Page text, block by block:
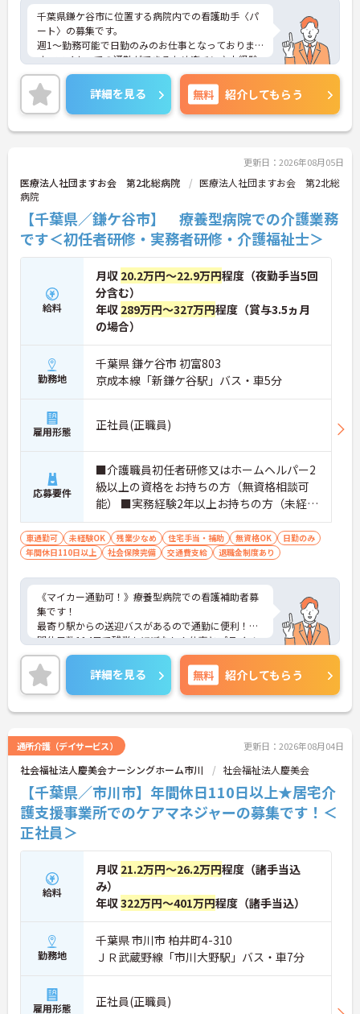
千葉県鎌ケ谷市に位置する病院内での看護助手〈パ
ート〉の募集です。
週1～勤務可能で日勤のみのお仕事となっておりま
す。マイカーでの通勤ができるため楽チン♪未経験
の方でもチャレンジできる職場ですので一緒に働い
てみませんか？こちらの求人にご興味がございまし
たら面接のポイントもお伝えしますので是非ご応募
お待ちしております。
詳細を見る 無料 紹介してもらう
更新日：2026年08月05日
医療法人社団ますお会 第2北総病院
医療法人社団ますお会 第2北総
病院
【千葉県／鎌ケ谷市】 療養型病院での介護業務
です＜初任者研修・実務者研修・介護福祉士＞
給料
月収 20.2万円～22.9万円程度（夜勤手当5回
分含む）
年収 289万円～327万円程度（賞与3.5ヵ月
の場合）
勤務地
千葉県 鎌ケ谷市 初富803
京成本線「新鎌ケ谷駅」バス・車5分
雇用形態 正社員(正職員)
応募要件
■介護職員初任者研修又はホームヘルパー2
級以上の資格をお持ちの方（無資格相談可
能） ■実務経験2年以上お持ちの方（未経験
応相談）
車通勤可 未経験OK 残業少なめ 住宅手当・補助 無資格OK
日勤のみ
年間休日110日以上
社会保険完備 交通費支給 退職金制度あり
《マイカー通勤可！》療養型病院での看護補助者募
集です！
最寄り駅からの送迎バスがあるので通勤に便利！年
間休日数114日で残業もほぼなし！仕事とプライベ
ートの両立ができる職場です！
ご興味ある方には、面接対策ポイントなど、さらに
詳細をお話しいたしますのでお気軽にご相談くださ
い。
詳細を見る 無料 紹介してもらう
通所介護（デイサービス） 更新日：2026年08月04日
社会福祉法人慶美会ナーシングホーム市川 社会福祉法人慶美会
【千葉県／市川市】年間休日110日以上★居宅介
護支援事業所でのケアマネジャーの募集です！＜
正社員＞
給料
月収 21.2万円～26.2万円程度（諸手当込
み）
年収322万円～401万円程度（諸手当込）
勤務地
千葉県 市川市 柏井町4-310
ＪＲ武蔵野線「市川大野駅」バス・車7分
雇用形態 正社員(正職員)